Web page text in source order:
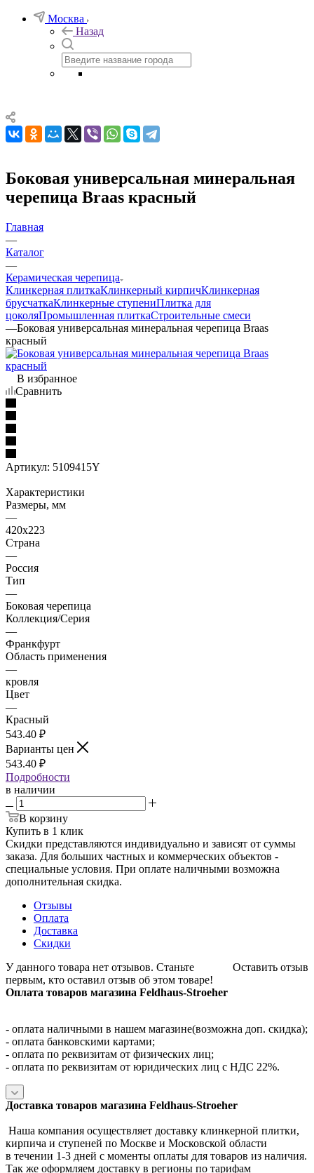
Москва
Назад
Боковая универсальная минеральная
черепица Braas красный
Главная
—
Каталог
—
Керамическая черепица
Клинкерная плиткаКлинкерный кирпичКлинкерная
брусчаткаКлинкерные ступениПлитка для
цоколяПромышленная плиткаСтроительные смеси
—Боковая универсальная минеральная черепица Braas
красный
В избранное
Сравнить
Артикул: 5109415Y
Характеристики
Размеры, мм
—
420x223
Страна
—
Россия
Тип
—
Боковая черепица
Коллекция/Серия
—
Франкфурт
Область применения
—
кровля
Цвет
—
Красный
543.40 ₽
Варианты цен
543.40 ₽
Подробности
в наличии
В корзину
Купить в 1 клик
Скидки представляются индивидуально и зависят от суммы
заказа. Для больших частных и коммерческих объектов -
специальные условия. При оплате наличными возможна
дополнительная скидка.
Отзывы
Оплата
Доставка
Скидки
Оставить отзыв
У данного товара нет отзывов. Станьте
первым, кто оставил отзыв об этом товаре!
Оплата товаров магазина Feldhaus-Stroeher
- оплата наличными в нашем магазине(возможна доп. скидка);
- оплата банковскими картами;
- оплата по реквизитам от физических лиц;
- оплата по реквизитам от юридических лиц с НДС 22%.
Доставка товаров магазина Feldhaus-Stroeher
Наша компания осуществляет доставку клинкерной плитки,
кирпича и ступеней по Москве и Московской области
в течении 1-3 дней с моменты оплаты для товаров из наличия.
Так же оформляем доставку в регионы по тарифам